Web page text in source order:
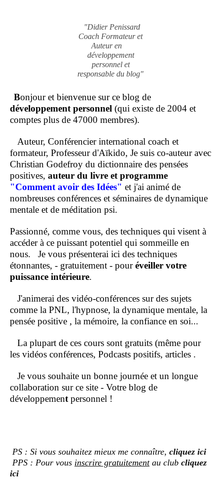
"Didier Penissard
Coach Formateur et
Auteur en
développement
personnel et
responsable du blog"
Bonjour et bienvenue sur ce blog de
développement personnel (qui existe de 2004 et
comptes plus de 47000 membres).
Auteur, Conférencier international coach et
formateur, Professeur d'Aïkido, Je suis co-auteur avec
Christian Godefroy du dictionnaire des pensées
positives, auteur du livre et programme
"Comment avoir des Idées" et j'ai animé de
nombreuses conférences et séminaires de dynamique
mentale et de méditation psi.
Passionné, comme vous, des techniques qui visent à
accéder à ce puissant potentiel qui sommeille en
nous. Je vous présenterai ici des techniques
étonnantes, - gratuitement - pouréveiller votre
puissance intérieure.
J'animerai des vidéo-conférences sur des sujets
comme la PNL, l'hypnose, la dynamique mentale, la
pensée positive , la mémoire, la confiance en soi...
La plupart de ces cours sont gratuits (même pour
les vidéos conférences, Podcasts positifs, articles .
Je vous souhaite un bonne journée et un longue
collaboration sur ce site - Votre blog de
développement personnel !
PS : Si vous souhaitez mieux me connaître, cliquez ici
PPS : Pour vous inscrire gratuitementau club cliquez
ici